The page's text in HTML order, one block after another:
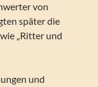
von
später die
„Ritter und
und